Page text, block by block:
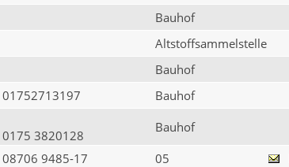
Bauhof
Altstoffsammelstelle
Bauhof
01752713197
Bauhof
0175 3820128
Bauhof
08706 9485-17 05